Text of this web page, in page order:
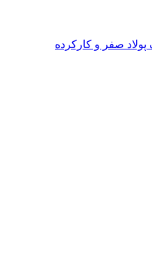
صفر و کارکرده